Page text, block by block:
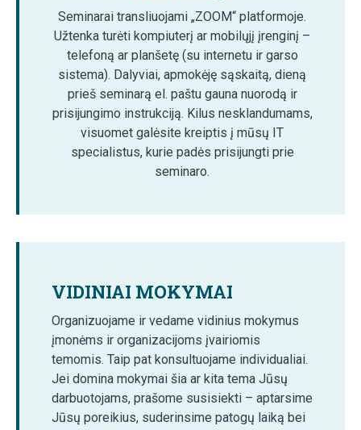
Seminarai transliuojami „ZOOM“ platformoje.
Užtenka turėti kompiuterį ar mobilųjį įrenginį –
telefoną ar planšetę (su internetu ir garso
sistema). Dalyviai, apmokėję sąskaitą, dieną
prieš seminarą el. paštu gauna nuorodą ir
prisijungimo instrukciją. Kilus nesklandumams,
visuomet galėsite kreiptis į mūsų IT
specialistus, kurie padės prisijungti prie
seminaro.
VIDINIAI MOKYMAI
Organizuojame ir vedame vidinius mokymus
įmonėms ir organizacijoms įvairiomis
temomis. Taip pat konsultuojame individualiai.
Jei domina mokymai šia ar kita tema Jūsų
darbuotojams, prašome susisiekti – aptarsime
Jūsų poreikius, suderinsime patogų laiką bei